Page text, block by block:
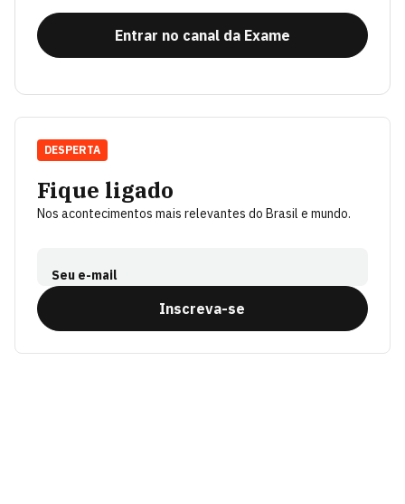
Entrar no canal da Exame
Fique ligado
Nos acontecimentos mais relevantes do Brasil e mundo.
Seu e-mail
Inscreva-se
DESPERTA